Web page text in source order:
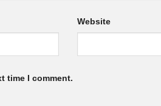
Website
time I comment.